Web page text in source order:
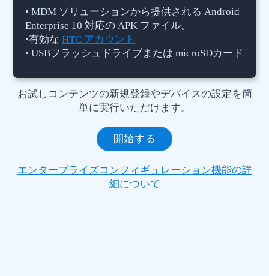
• MDM ソリューションから提供される Android
Enterprise 10 対応の APK ファイル。
•有効なHTC アカウント
• USBフラッシュドライブまたは microSDカード
お試しコンテンツの新規登録やデバイスの設定を簡
単に実行いただけます。
開始する
エンタープライズコンフィギュレーション機能の詳
細について